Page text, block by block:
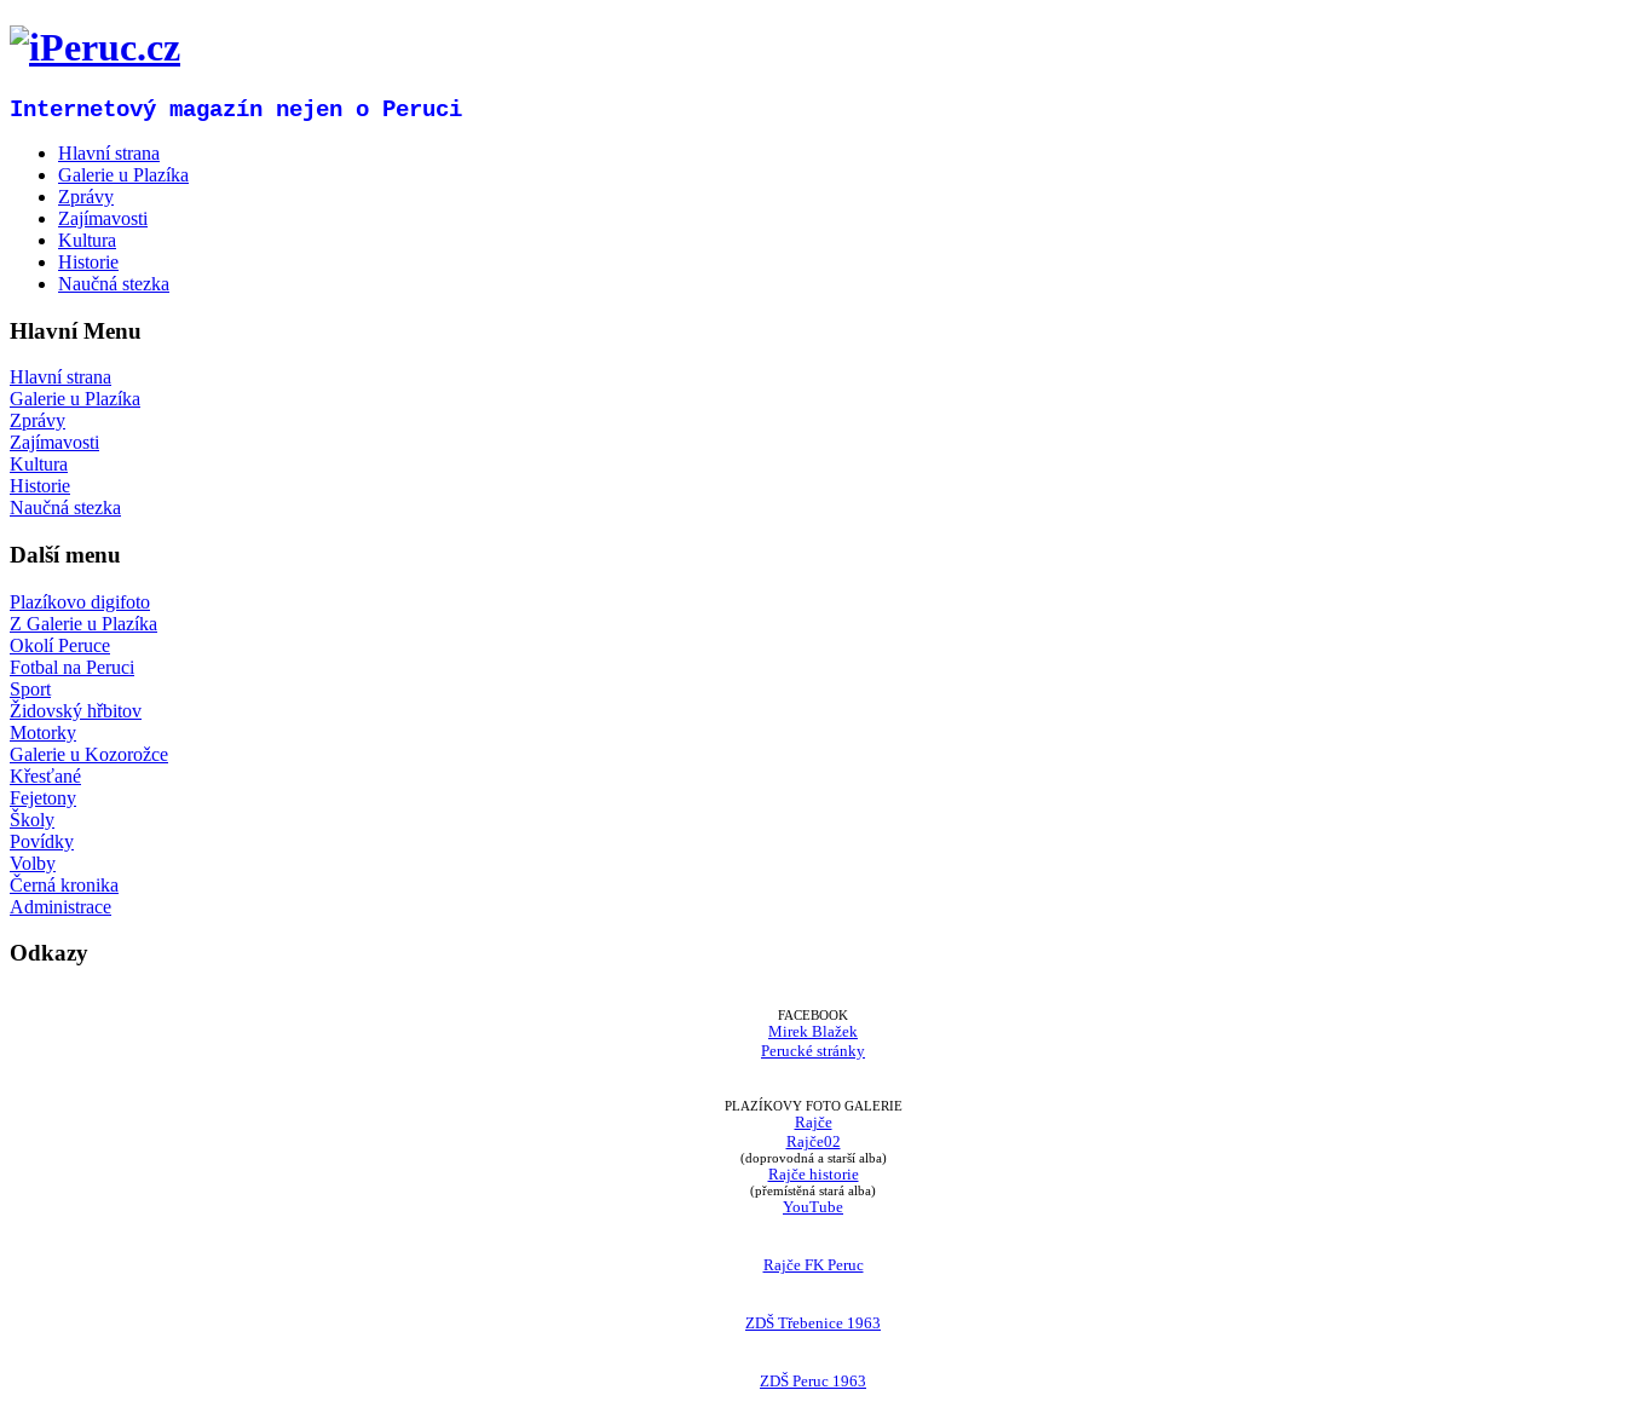
Internetový magazín nejen o Peruci
Hlavní strana
Galerie u Plazíka
Zprávy
Zajímavosti
Kultura
Historie
Naučná stezka
Hlavní Menu
Hlavní strana
Galerie u Plazíka
Zprávy
Zajímavosti
Kultura
Historie
Naučná stezka
Další menu
Plazíkovo digifoto
Z Galerie u Plazíka
Okolí Peruce
Fotbal na Peruci
Sport
Židovský hřbitov
Motorky
Galerie u Kozorožce
Křesťané
Fejetony
Školy
Povídky
Volby
Černá kronika
Administrace
Odkazy
FACEBOOK
Mirek Blažek
Perucké stránky
PLAZÍKOVY FOTO GALERIE
Rajče
Rajče02
(doprovodná a starší alba)
Rajče historie
(přemístěná stará alba)
YouTube
Rajče FK Peruc
ZDŠ Třebenice 1963
ZDŠ Peruc 1963